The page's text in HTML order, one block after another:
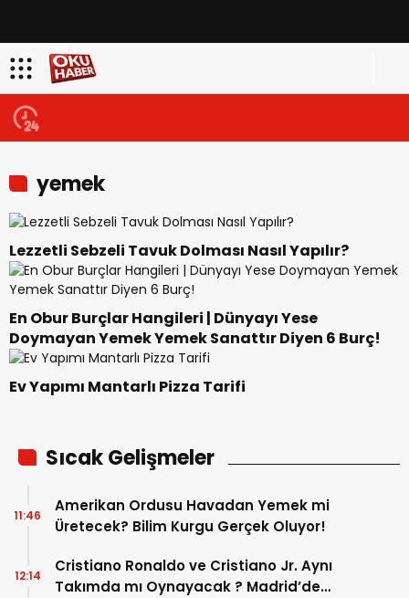
yemek
Lezzetli Sebzeli Tavuk Dolması Nasıl Yapılır?
En Obur Burçlar Hangileri | Dünyayı Yese
Doymayan Yemek Yemek Sanattır Diyen 6 Burç!
Ev Yapımı Mantarlı Pizza Tarifi
Sıcak Gelişmeler
Amerikan Ordusu Havadan Yemek mi
Üretecek? Bilim Kurgu Gerçek Oluyor!
11:46
Cristiano Ronaldo ve Cristiano Jr. Aynı
Takımda mı Oynayacak ? Madrid’de
12:14